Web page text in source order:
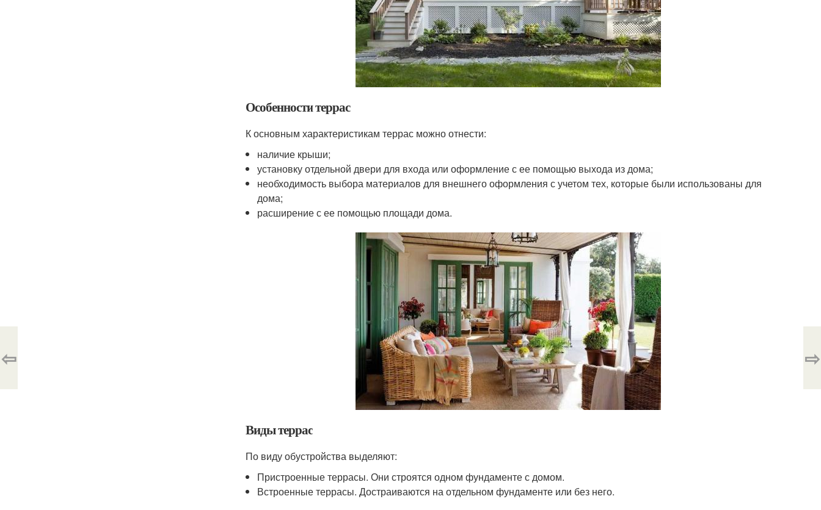
Особенности террас
К основным характеристикам террас можно отнести:
наличие крыши;
установку отдельной двери для входа или оформление с ее помощью выхода из дома;
необходимость выбора материалов для внешнего оформления с учетом тех, которые были использованы для
дома;
расширение с ее помощью площади дома.
Виды террас
По виду обустройства выделяют:
Пристроенные террасы. Они строятся одном фундаменте с домом.
Встроенные террасы. Достраиваются на отдельном фундаменте или без него.
⇦ ⇨